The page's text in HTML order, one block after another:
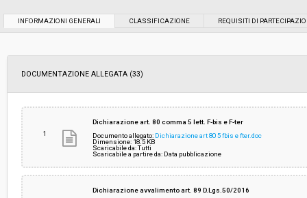
Data pubblicazione:
Svolgimento:
Responsabile attuale:
COMUNE DI MASSAROSA - SERVIZIO GARE,
ACQUISTI
INFORMAZIONI GENERALI CLASSIFICAZIONE REQUISITI DI
DOCUMENTAZIONE ALLEGATA (33)
1
Dichiarazione art. 80 comma 5 lett. F-bis e F-ter
Documento allegato: Dichiarazione art 80 5 fbis e fter.doc
Dimensione: 18.5 KB
Scaricabile da: Tutti
Scaricabile a partire da: Data pubblicazione
Dichiarazione avvalimento art. 89 D.Lgs.50/2016